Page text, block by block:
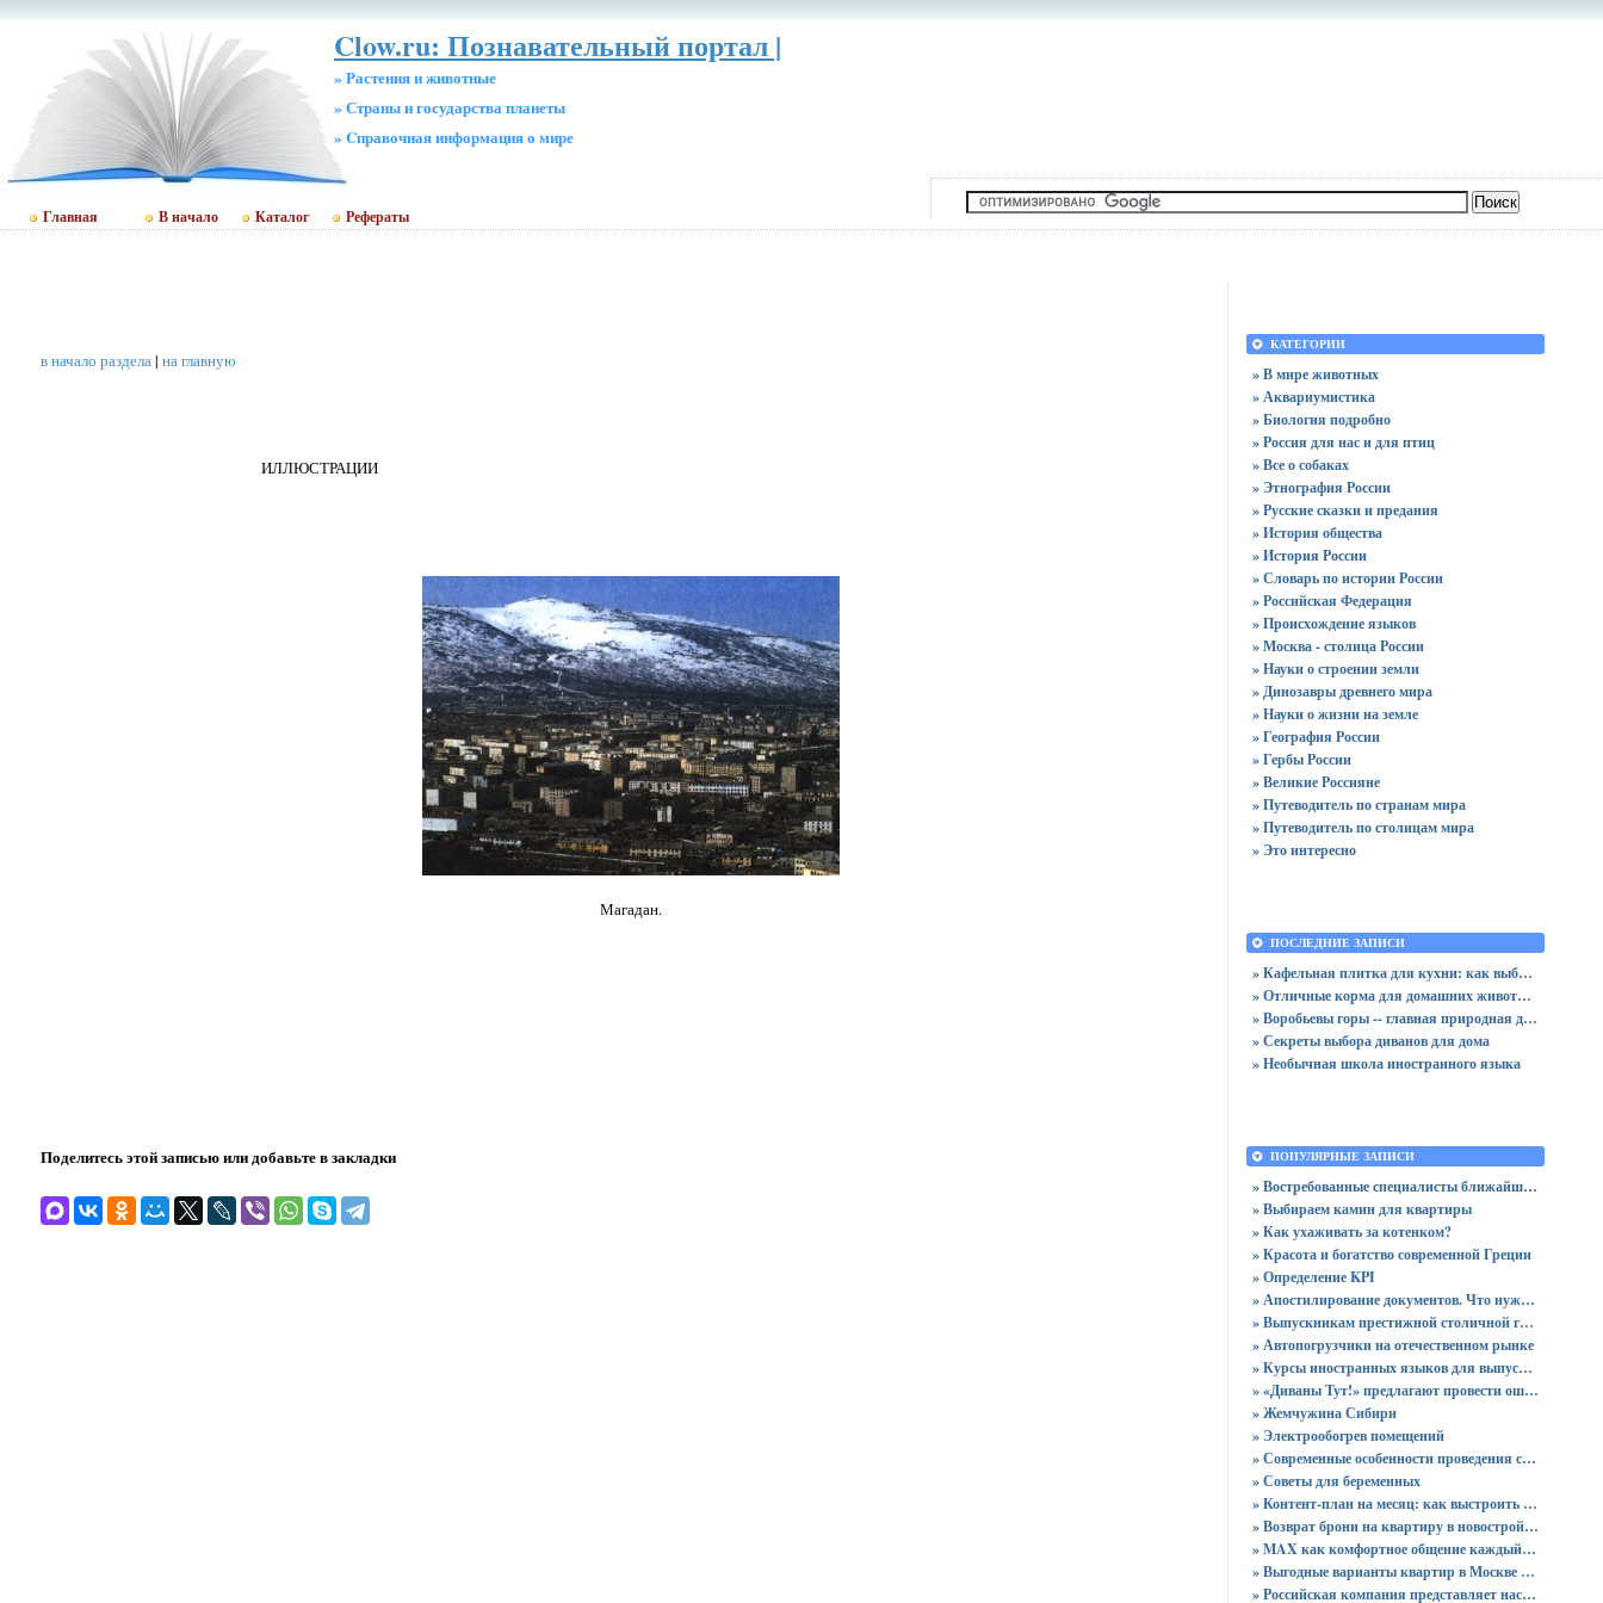
Clow.ru: Познавательный портал |
» Растения и животные
» Страны и государства планеты
» Cправочная информация о мире
Главная В начало Каталог Рефераты
в начало раздела| на главную
ИЛЛЮСТРАЦИИ
Магадан.
Поделитесь этой записью или добавьте в закладки
КАТЕГОРИИ
» В мире животных
» Аквариумистика
» Биология подробно
» Россия для нас и для птиц
» Все о собаках
» Этнография России
» Русские сказки и предания
» История общества
» История России
» Словарь по истории России
» Российская Федерация
» Происхождение языков
» Москва - столица России
» Науки о строении земли
» Динозавры древнего мира
» Науки о жизни на земле
» География России
» Гербы России
» Великие Россияне
» Путеводитель по странам мира
» Путеводитель по столицам мира
» Это интересно
ПОСЛЕДНИЕ ЗАПИСИ
» Кафельная плитка для кухни: как выбрать практичную отделку
» Отличные корма для домашних животных
» Воробьевы горы -- главная природная достопримечательность Москвы
» Секреты выбора диванов для дома
» Необычная школа иностранного языка
ПОПУЛЯРНЫЕ ЗАПИСИ
» Востребованные специалисты ближайшего будущего
» Выбираем камин для квартиры
» Как ухаживать за котенком?
» Красота и богатство современной Греции
» Определение KPI
» Апостилирование документов. Что нужно учитывать?
» Выпускникам престижной столичной гимназии вручены 64 аттестата
» Автопогрузчики на отечественном рынке
» Курсы иностранных языков для выпускников
» «Диваны Тут!» предлагают провести ошеломительную ночь!
» Жемчужина Сибири
» Электрообогрев помещений
» Современные особенности проведения сертификации
» Советы для беременных
» Контент-план на месяц: как выстроить стратегию публикаций без хаоса
» Возврат брони на квартиру в новостройке - пошаговая инструкция и советы юриста
» MAX как комфортное общение каждый день: звонки без ограничений и файлы до 4 ГБ
» Выгодные варианты квартир в Москве с доступными ценами для покупки без переплат
» Российская компания представляет настольный ПК